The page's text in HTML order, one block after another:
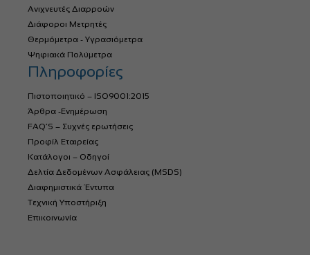
Ανιχνευτές Διαρροών
Διάφοροι Μετρητές
Θερμόμετρα - Υγρασιόμετρα
Ψηφιακά Πολύμετρα
Πληροφορίες
Πιστοποιητικό – ISO9001:2015
Άρθρα -Ενημέρωση
FAQ’S – Συχνές ερωτήσεις
Προφίλ Εταιρείας
Κατάλογοι – Οδηγοί
Δελτία Δεδομένων Ασφάλειας (MSDS)
Διαφημιστικά Έντυπα
Τεχνική Υποστήριξη
Επικοινωνία